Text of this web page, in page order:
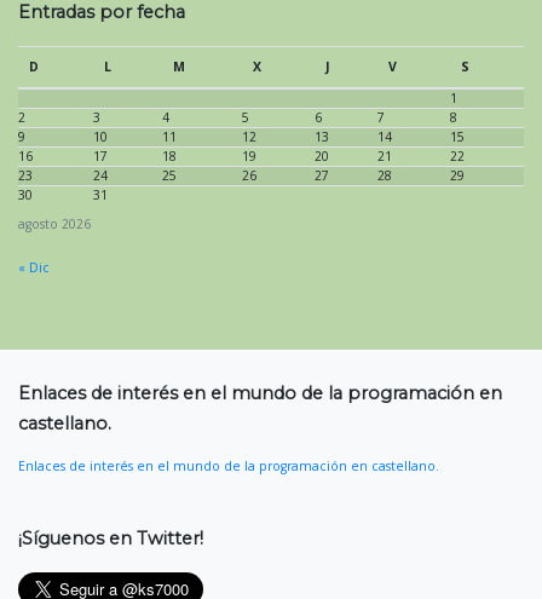
Entradas por fecha
agosto 2026
D L M X J V
S
1
2
3 4 5 6 7
8
9
10 11 12 13 14
15
16
17 18 19 20 21
22
23
24 25 26 27 28
29
30
31
« Dic
Enlaces de interés en el mundo de la programación en
castellano.
Enlaces de interés en el mundo de la programación en castellano.
¡Síguenos en Twitter!